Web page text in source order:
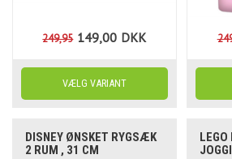
249,95 149,00 DKK
DISNEY ØNSKET RYGSÆK
2 RUM , 31 CM
LEGO